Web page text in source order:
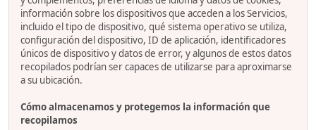
información sobre los dispositivos que acceden a los Servicios,
incluido el tipo de dispositivo, qué sistema operativo se utiliza,
configuración del dispositivo, ID de aplicación, identificadores
únicos de dispositivo y datos de error, y algunos de estos datos
recopilados podrían ser capaces de utilizarse para aproximarse
a su ubicación.
Cómo almacenamos y protegemos la información que
recopilamos